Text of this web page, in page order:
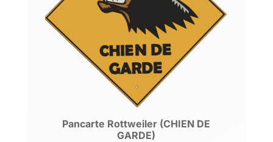
Pancarte Rottweiler (CHIEN DE
GARDE)